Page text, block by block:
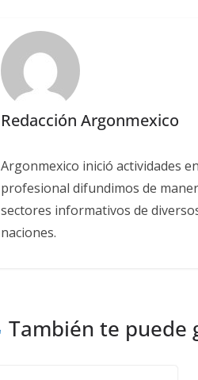
Redacción Argonmexico
Argonmexico inició actividades
profesional difundimos de
sectores informativos de
naciones.
También te puede